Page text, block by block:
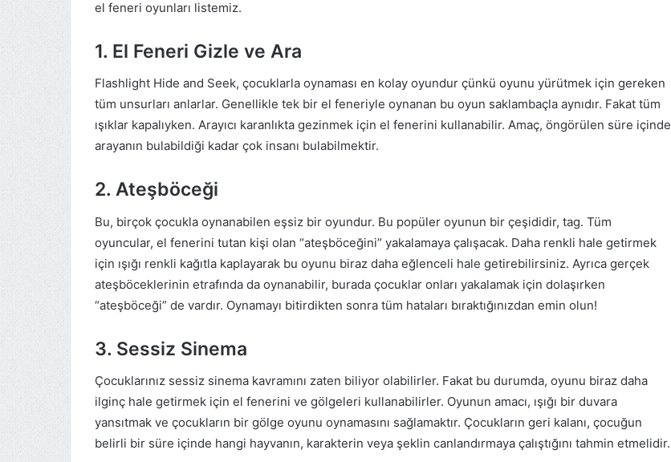
el feneri oyunları listemiz.
1. El Feneri Gizle ve Ara
Flashlight Hide and Seek, çocuklarla oynaması en kolay oyundur çünkü oyunu yürütmek için gereken
tüm unsurları anlarlar. Genellikle tek bir el feneriyle oynanan bu oyun saklambaçla aynıdır. Fakat tüm
ışıklar kapalıyken. Arayıcı karanlıkta gezinmek için el fenerini kullanabilir. Amaç, öngörülen süre içinde
arayanın bulabildiği kadar çok insanı bulabilmektir.
2. Ateşböceği
Bu, birçok çocukla oynanabilen eşsiz bir oyundur. Bu popüler oyunun bir çeşididir, tag. Tüm
oyuncular, el fenerini tutan kişi olan “ateşböceğini” yakalamaya çalışacak. Daha renkli hale getirmek
için ışığı renkli kağıtla kaplayarak bu oyunu biraz daha eğlenceli hale getirebilirsiniz. Ayrıca gerçek
ateşböceklerinin etrafında da oynanabilir, burada çocuklar onları yakalamak için dolaşırken
“ateşböceği” de vardır. Oynamayı bitirdikten sonra tüm hataları bıraktığınızdan emin olun!
3. Sessiz Sinema
Çocuklarınız sessiz sinema kavramını zaten biliyor olabilirler. Fakat bu durumda, oyunu biraz daha
ilginç hale getirmek için el fenerini ve gölgeleri kullanabilirler. Oyunun amacı, ışığı bir duvara
yansıtmak ve çocukların bir gölge oyunu oynamasını sağlamaktır. Çocukların geri kalanı, çocuğun
belirli bir süre içinde hangi hayvanın, karakterin veya şeklin canlandırmaya çalıştığını tahmin etmelidir.